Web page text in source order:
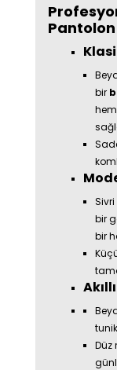
bir
bir
bir
Düz